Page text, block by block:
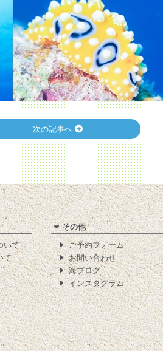
次の記事へ
いて
て
その他
ご予約フォーム
お問い合わせ
海ブログ
インスタグラム